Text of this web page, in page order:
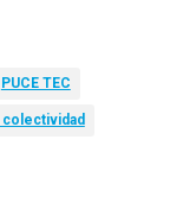
PUCE TEC